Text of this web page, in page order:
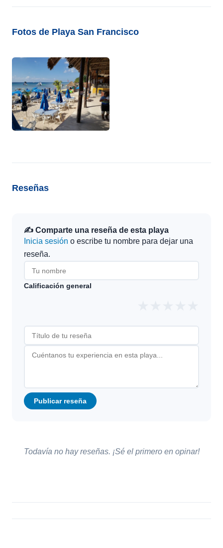
Fotos de Playa San Francisco
Reseñas
✍️ Comparte una reseña de esta playa
Inicia sesión o escribe tu nombre para dejar una
reseña.
Calificación general
Publicar reseña
Todavía no hay reseñas. ¡Sé el primero en opinar!